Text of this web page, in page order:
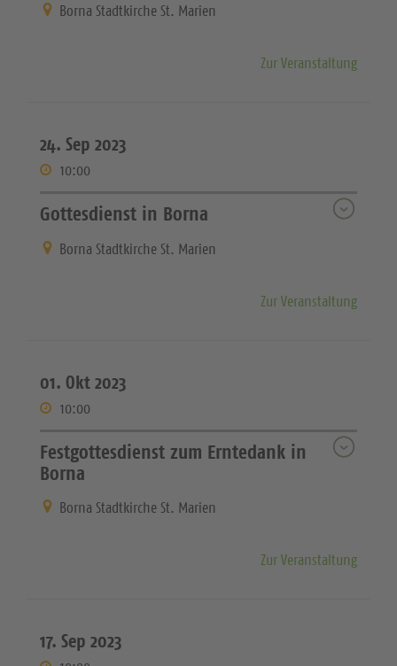
Borna Stadtkirche St. Marien
Zur Veranstaltung
24. Sep 2023
10:00
Gottesdienst in Borna
Borna Stadtkirche St. Marien
Zur Veranstaltung
01. Okt 2023
10:00
Festgottesdienst zum Erntedank in
Borna
Borna Stadtkirche St. Marien
Zur Veranstaltung
17. Sep 2023